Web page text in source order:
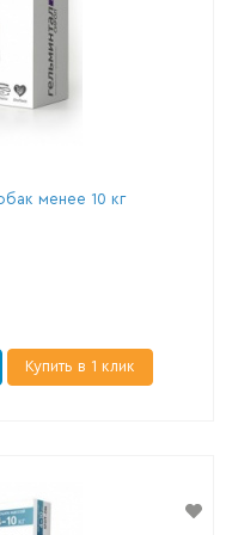
менее 10 кг
Купить в 1 клик